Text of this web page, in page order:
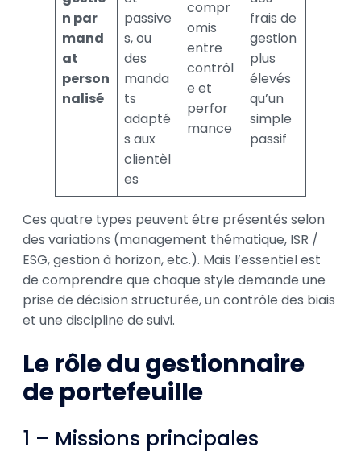
n par
mand
at
person
nalisé
passive
s, ou
des
manda
ts
adapté
s aux
clientèl
es
compr
omis
entre
contrôl
e et
perfor
mance
frais de
gestion
plus
élevés
qu’un
simple
passif
Ces quatre types peuvent être présentés selon
des variations (management thématique, ISR /
ESG, gestion à horizon, etc.). Mais l’essentiel est
de comprendre que chaque style demande une
prise de décision structurée, un contrôle des biais
et une discipline de suivi.
Le rôle du gestionnaire
de portefeuille
1 – Missions principales